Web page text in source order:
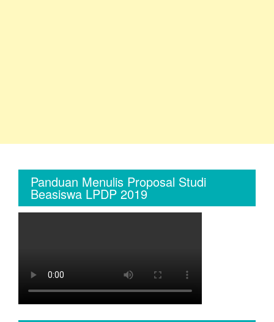
Panduan Menulis Proposal Studi
Beasiswa LPDP 2019